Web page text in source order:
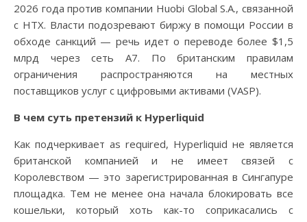
2026 года против компании Huobi Global S.A., связанной
с HTX. Власти подозревают биржу в помощи России в
обходе санкций — речь идет о переводе более $1,5
млрд через сеть A7. По британским правилам
ограничения распространяются на местных
поставщиков услуг с цифровыми активами (VASP).
В чем суть претензий к Hyperliquid
Как подчеркивает as required, Hyperliquid не является
британской компанией и не имеет связей с
Королевством — это зарегистрированная в Сингапуре
площадка. Тем не менее она начала блокировать все
кошельки, который хоть как-то соприкасались с